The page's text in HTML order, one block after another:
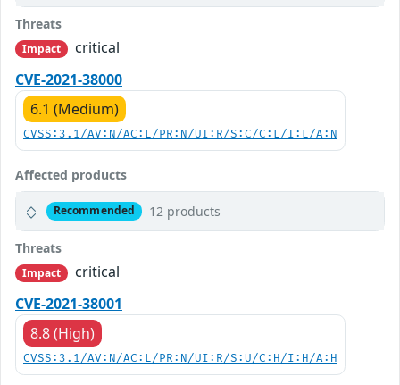
Threats
Impact
critical
CVE-2021-38000
6.1 (Medium)
CVSS:3.1/AV:N/AC:L/PR:N/UI:R/S:C/C:L/I:L/A:N
Affected products
Recommended 12 products
Threats
Impact
critical
CVE-2021-38001
8.8 (High)
CVSS:3.1/AV:N/AC:L/PR:N/UI:R/S:U/C:H/I:H/A:H